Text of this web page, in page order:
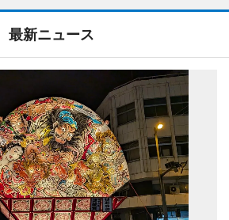
最新ニュース